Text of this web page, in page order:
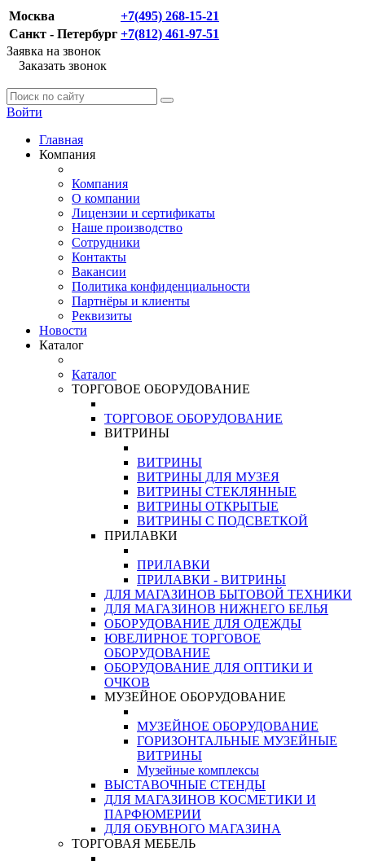
Москва
+7(495) 268-15-21
Санкт - Петербург +7(812) 461-97-51
Заявка на звонок
Заказать звонок
Войти
Главная
Компания
Компания
О компании
Лицензии и сертификаты
Наше производство
Сотрудники
Контакты
Вакансии
Политика конфиденциальности
Партнёры и клиенты
Реквизиты
Новости
Каталог
Каталог
ТОРГОВОЕ ОБОРУДОВАНИЕ
ТОРГОВОЕ ОБОРУДОВАНИЕ
ВИТРИНЫ
ВИТРИНЫ
ВИТРИНЫ ДЛЯ МУЗЕЯ
ВИТРИНЫ СТЕКЛЯННЫЕ
ВИТРИНЫ ОТКРЫТЫЕ
ВИТРИНЫ С ПОДСВЕТКОЙ
ПРИЛАВКИ
ПРИЛАВКИ
ПРИЛАВКИ - ВИТРИНЫ
ДЛЯ МАГАЗИНОВ БЫТОВОЙ ТЕХНИКИ
ДЛЯ МАГАЗИНОВ НИЖНЕГО БЕЛЬЯ
ОБОРУДОВАНИЕ ДЛЯ ОДЕЖДЫ
ЮВЕЛИРНОЕ ТОРГОВОЕ
ОБОРУДОВАНИЕ
ОБОРУДОВАНИЕ ДЛЯ ОПТИКИ И
ОЧКОВ
МУЗЕЙНОЕ ОБОРУДОВАНИЕ
МУЗЕЙНОЕ ОБОРУДОВАНИЕ
ГОРИЗОНТАЛЬНЫЕ МУЗЕЙНЫЕ
ВИТРИНЫ
Музейные комплексы
ВЫСТАВОЧНЫЕ СТЕНДЫ
ДЛЯ МАГАЗИНОВ КОСМЕТИКИ И
ПАРФЮМЕРИИ
ДЛЯ ОБУВНОГО МАГАЗИНА
ТОРГОВАЯ МЕБЕЛЬ